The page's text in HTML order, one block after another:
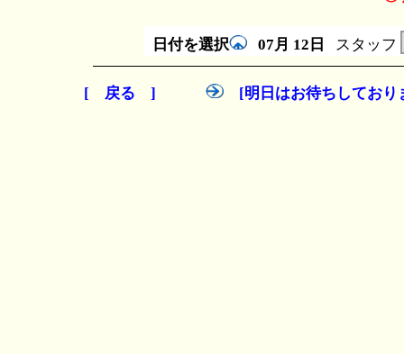
日付を選択 07月 12日 スタッフ
[ 戻る ] [明日はお待ちしてお